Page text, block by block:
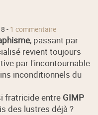
- 1 commentaire
, passant par
revient toujours
par l'incontournable
inconditionnels du
fratricide entre GIMP
des lustres déjà ?